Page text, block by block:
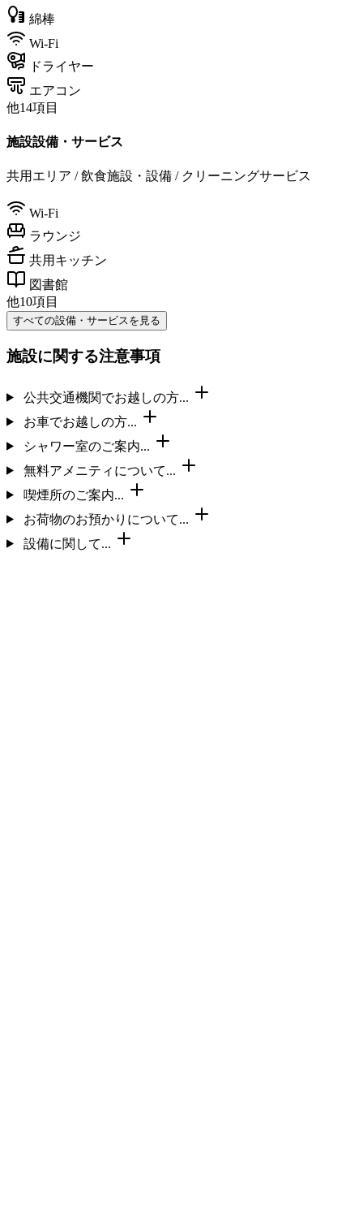
綿棒
Wi-Fi
ドライヤー
エアコン
他14項目
施設設備・サービス
共用エリア / 飲食施設・設備 / クリーニングサービス
Wi-Fi
ラウンジ
共用キッチン
図書館
他10項目
すべての設備・サービスを見る
施設に関する注意事項
公共交通機関でお越しの方...
お車でお越しの方...
シャワー室のご案内...
無料アメニティについて...
喫煙所のご案内...
お荷物のお預かりについて...
設備に関して...